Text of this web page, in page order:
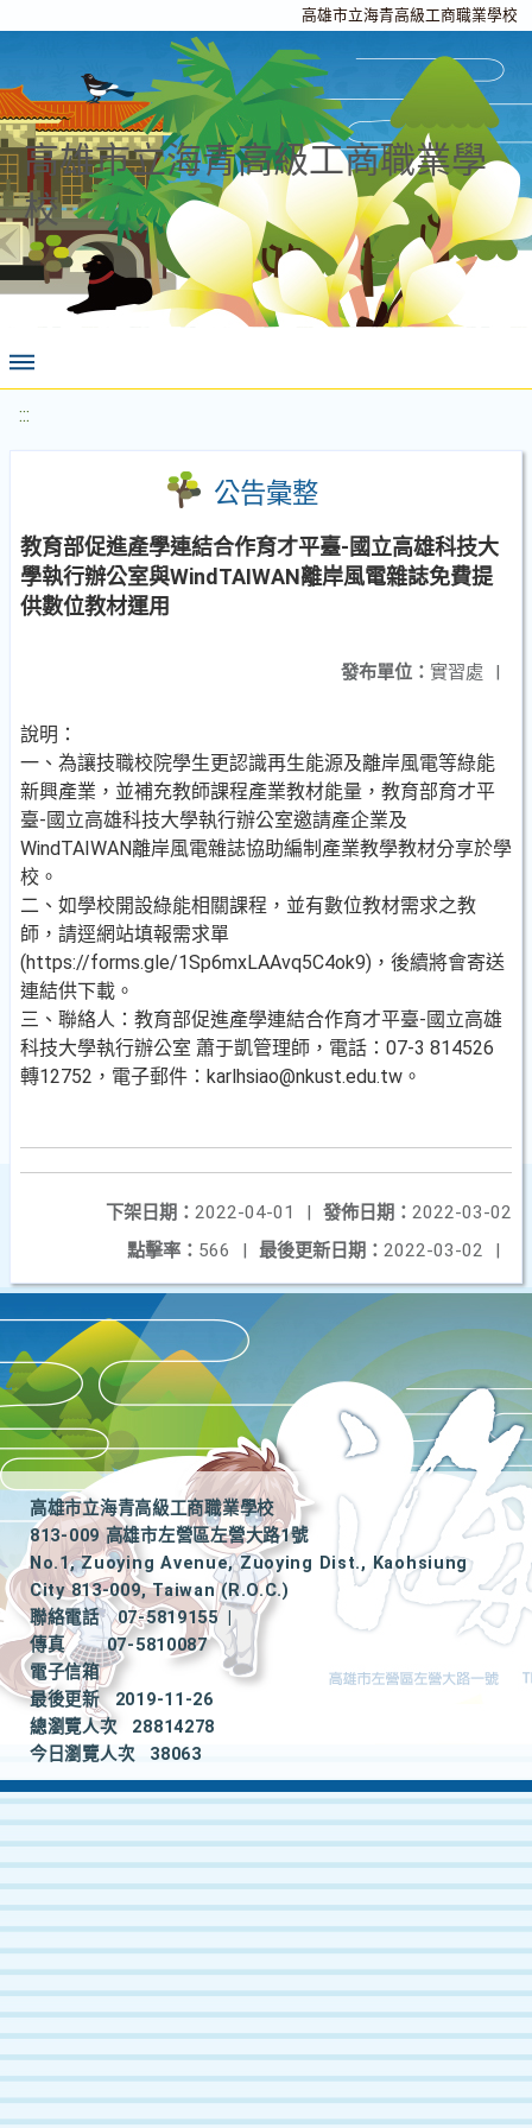
高雄市立海青高級工商職業學校
高雄市立海青高級工商職業學
校
:::
公告彙整
教育部促進產學連結合作育才平臺-國立高雄科技大
學執行辦公室與WindTAIWAN離岸風電雜誌免費提
供數位教材運用
發布單位： 實習處 |
說明：
一、為讓技職校院學生更認識再生能源及離岸風電等綠能
新興產業，並補充教師課程產業教材能量，教育部育才平
臺-國立高雄科技大學執行辦公室邀請產企業及
WindTAIWAN離岸風電雜誌協助編制產業教學教材分享於學
校。
二、如學校開設綠能相關課程，並有數位教材需求之教
師，請逕網站填報需求單
(https://forms.gle/1Sp6mxLAAvq5C4ok9)，後續將會寄送
連結供下載。
三、聯絡人：教育部促進產學連結合作育才平臺-國立高雄
科技大學執行辦公室 蕭于凱管理師，電話：07-3 814526
轉12752，電子郵件：karlhsiao@nkust.edu.tw。
發佈日期： 2022-03-02
下架日期： 2022-04-01
|
最後更新日期： 2022-03-02 |
點擊率： 566 |
高雄市立海青高級工商職業學校
813-009 高雄市左營區左營大路1號
No.1, Zuoying Avenue, Zuoying Dist., Kaohsiung
City 813-009, Taiwan (R.O.C.)
聯絡電話
07-5819155
|
傳真
07-5810087
電子信箱
最後更新
2019-11-26
總瀏覽人次
28814278
今日瀏覽人次
38063